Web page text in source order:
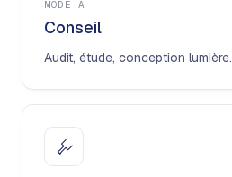
MODE A
Conseil
Audit, étude, conception lumière.